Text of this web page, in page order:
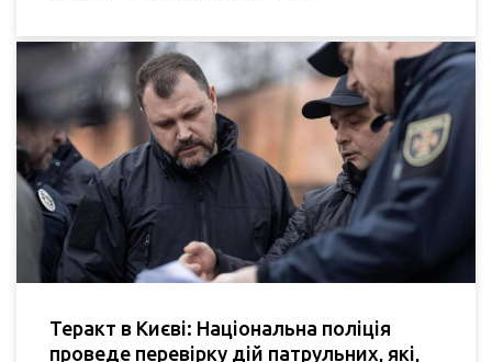
Теракт в Києві: Національна поліція
проведе перевірку дій патрульних, які,